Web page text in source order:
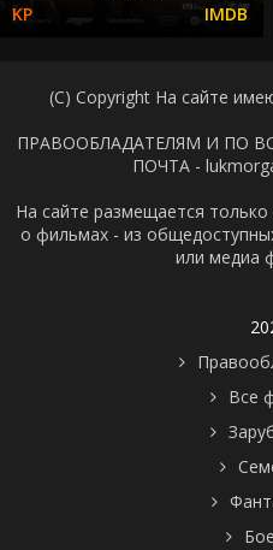
(C) Copyright На сайте
ПРАВООБЛАДАТЕЛЯМ И ПО
ПОЧТА -
На сайте размещается
о фильмах - из
или медиа
Все